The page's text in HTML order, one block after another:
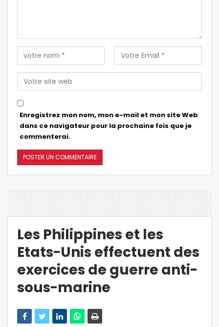
Enregistrez mon nom, mon e-mail et mon site Web
dans ce navigateur pour la prochaine fois que je
commenterai.
Les Philippines et les
Etats-Unis effectuent des
exercices de guerre anti-
sous-marine